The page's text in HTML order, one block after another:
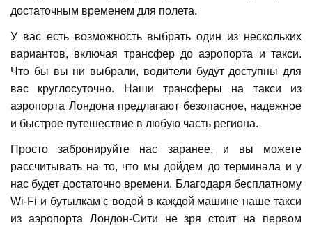
достаточным временем для полета.
У вас есть возможность выбрать один из нескольких
вариантов, включая трансфер до аэропорта и такси.
Что бы вы ни выбрали, водители будут доступны для
вас круглосуточно. Наши трансферы на такси из
аэропорта Лондона предлагают безопасное, надежное
и быстрое путешествие в любую часть региона.
Просто забронируйте нас заранее, и вы можете
рассчитывать на то, что мы дойдем до терминала и у
нас будет достаточно времени. Благодаря бесплатному
Wi-Fi и бутылкам с водой в каждой машине наше такси
из аэропорта Лондон-Сити не зря стоит на первом